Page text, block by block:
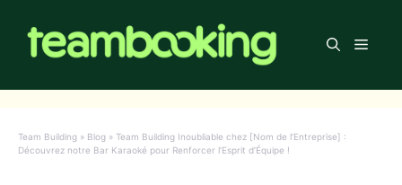
contenu
Menu
Team Building » Blog » Team Building Inoubliable chez [Nom de l’Entreprise] :
Découvrez notre Bar Karaoké pour Renforcer l’Esprit d’Équipe !